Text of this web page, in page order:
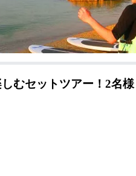
むセットツアー！2名